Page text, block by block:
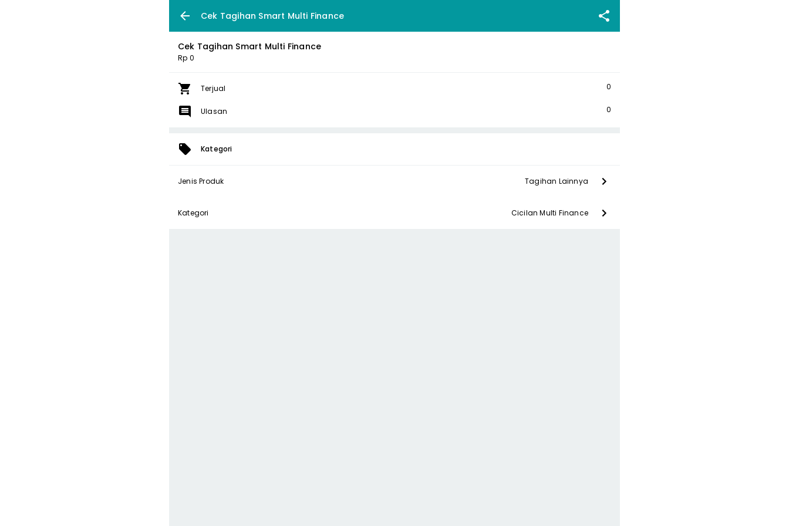
Cek Tagihan Smart Multi Finance
Cek Tagihan Smart Multi Finance
Rp 0
Terjual 0
Ulasan 0
Kategori
Jenis Produk Tagihan Lainnya
Kategori Cicilan Multi Finance